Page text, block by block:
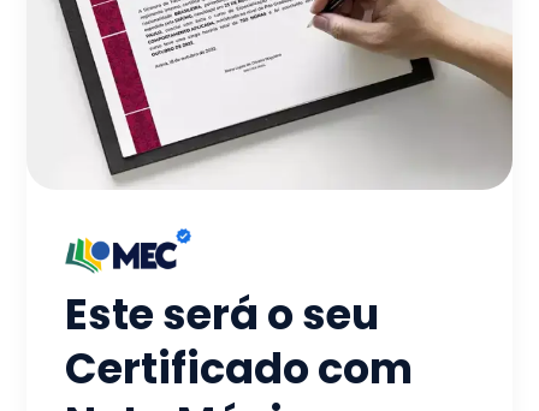
Este será o seu
Certificado com